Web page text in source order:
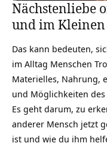
Nächstenliebe
und im Kleinen
Das kann bedeuten,
im Alltag Menschen
Materielles, Nahrung,
und Möglichkeiten des
Es geht darum, zu
anderer Mensch jetzt
ist und wie du ihm